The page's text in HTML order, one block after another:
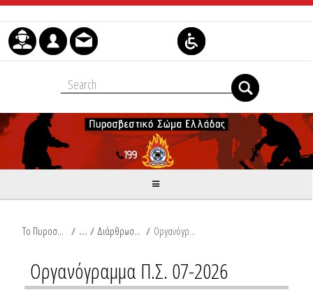
Μετάβαση στο περιεχόμενο
Το Πυροσβεστικό Σώμα / Διάρθρωση Υπηρεσιών / Οργανόγραμμα Π.Σ.
Οργανόγραμμα Π.Σ. 07-2026